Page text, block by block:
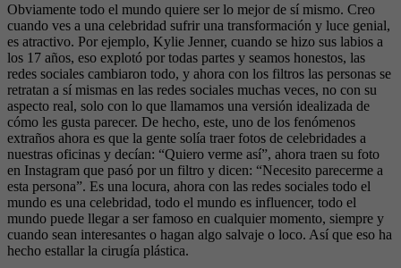
Obviamente todo el mundo quiere ser lo mejor de sí mismo. Creo
cuando ves a una celebridad sufrir una transformación y luce genial,
es atractivo. Por ejemplo, Kylie Jenner, cuando se hizo sus labios a
los 17 años, eso explotó por todas partes y seamos honestos, las
redes sociales cambiaron todo, y ahora con los filtros las personas se
retratan a sí mismas en las redes sociales muchas veces, no con su
aspecto real, solo con lo que llamamos una versión idealizada de
cómo les gusta parecer. De hecho, este, uno de los fenómenos
extraños ahora es que la gente solía traer fotos de celebridades a
nuestras oficinas y decían: “Quiero verme así”, ahora traen su foto
en Instagram que pasó por un filtro y dicen: “Necesito parecerme a
esta persona”. Es una locura, ahora con las redes sociales todo el
mundo es una celebridad, todo el mundo es influencer, todo el
mundo puede llegar a ser famoso en cualquier momento, siempre y
cuando sean interesantes o hagan algo salvaje o loco. Así que eso ha
hecho estallar la cirugía plástica.